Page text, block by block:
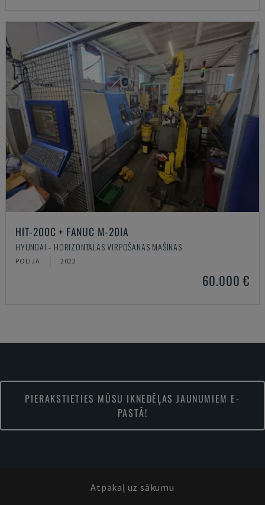
HIT-200C + FANUC M-20IA
HYUNDAI - HORIZONTĀLĀS VIRPOŠANAS MAŠĪNAS
POLIJA 2022
60.000 €
PIERAKSTIETIES MŪSU IKNEDĒĻAS JAUNUMIEM E-
PASTĀ!
Atpakaļ uz sākumu